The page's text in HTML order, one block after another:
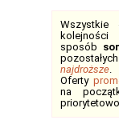
Wszystkie
sposób
najdroższe.
Oferty
na